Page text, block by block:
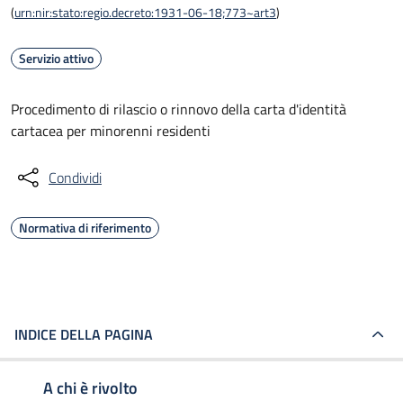
(urn:nir:stato:regio.decreto:1931-06-18;773~art3)
Servizio attivo
Procedimento di rilascio o rinnovo della carta d'identità
cartacea per minorenni residenti
Condividi
Normativa di riferimento
INDICE DELLA PAGINA
A chi è rivolto